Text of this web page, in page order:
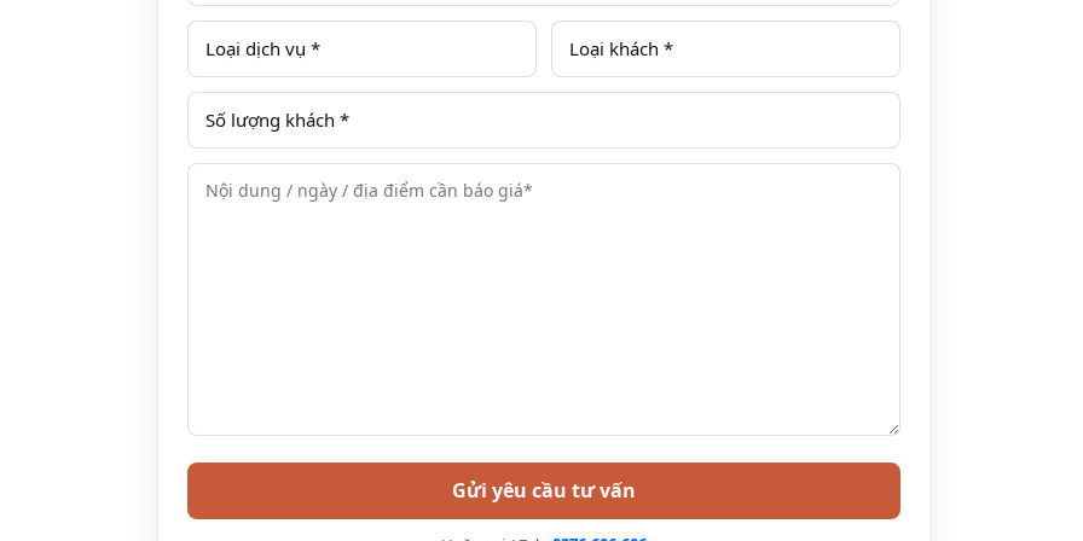
cùng phòng với bố mẹ, có kê thêm 01 đệm nếu yêu cầu)
Bao gồm:
Vận chuyển 2 chiều Hà Nội – Bakhan trên xe riêng của Bakhan Village Resort
01 đêm nghỉ tại phòng deluxe bao gồm ăn sáng
NGÀY 1 : HANOI – BAKHAN VILLAGE (Ăn trưa)